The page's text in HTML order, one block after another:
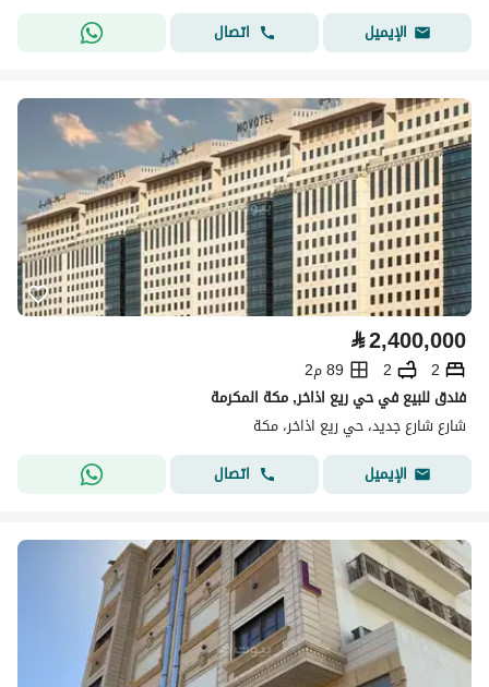
الإيميل
اتصال
⃁2,400,000
2
2
89 م2
فندق للبيع في حي ريع اذاخر, مكة المكرمة
شارع شارع جديد، حي ريع اذاخر، مكة
الإيميل
اتصال